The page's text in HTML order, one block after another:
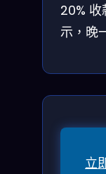
20%
示，晚
立